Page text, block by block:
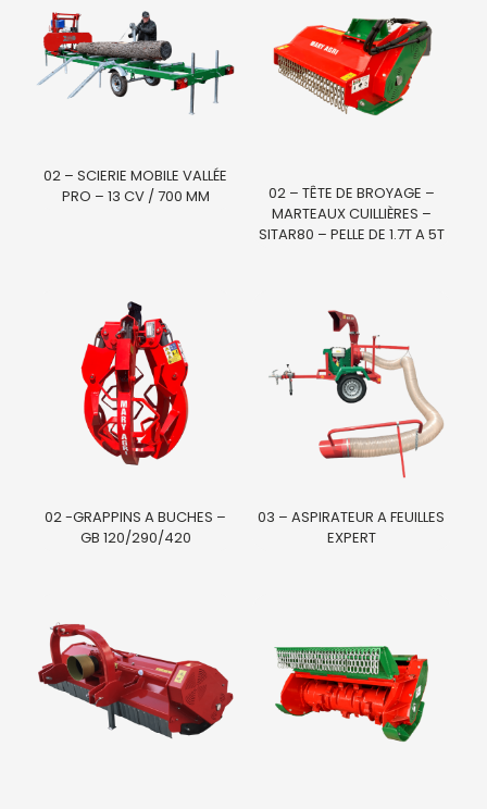
02 – SCIERIE MOBILE VALLÉE
PRO – 13 CV / 700 MM
02 – TÊTE DE BROYAGE –
MARTEAUX CUILLIÈRES –
SITAR80 – PELLE DE 1.7T A 5T
02 -GRAPPINS A BUCHES –
GB 120/290/420
03 – ASPIRATEUR A FEUILLES
EXPERT